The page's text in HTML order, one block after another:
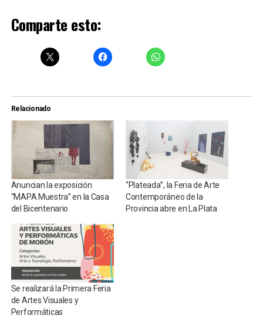
Comparte esto:
Relacionado
Anuncian la exposición
“MAPA Muestra” en la Casa
del Bicentenario
“Plateada”, la Feria de Arte
Contemporáneo de la
Provincia abre en La Plata
Se realizará la Primera Feria
de Artes Visuales y
Performáticas